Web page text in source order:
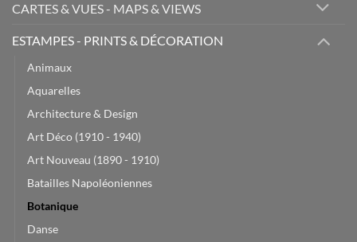
CARTES & VUES - MAPS & VIEWS
ESTAMPES - PRINTS & DÉCORATION
Animaux
Aquarelles
Architecture & Design
Art Déco (1910 - 1940)
Art Nouveau (1890 - 1910)
Batailles Napoléoniennes
Botanique
Danse